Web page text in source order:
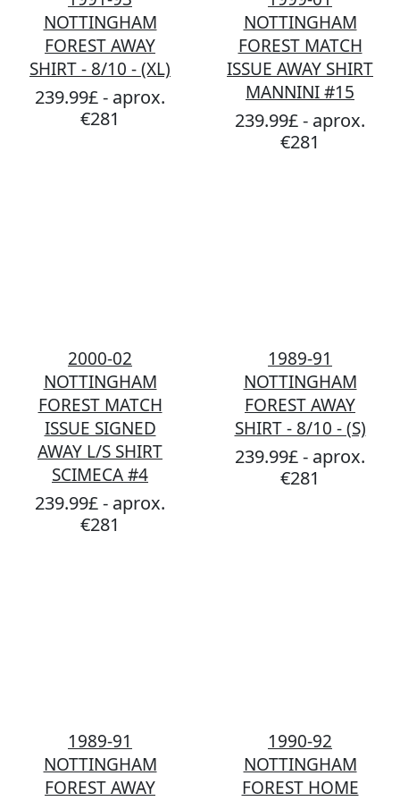
NOTTINGHAM
FOREST AWAY
SHIRT - 8/10 - (XL)
239.99£ - aprox.
€281
NOTTINGHAM
FOREST MATCH
ISSUE AWAY SHIRT
MANNINI #15
239.99£ - aprox.
€281
2000-02
NOTTINGHAM
FOREST MATCH
ISSUE SIGNED
AWAY L/S SHIRT
SCIMECA #4
239.99£ - aprox.
€281
1989-91
NOTTINGHAM
FOREST AWAY
SHIRT - 8/10 - (S)
239.99£ - aprox.
€281
1989-91
NOTTINGHAM
FOREST AWAY
1990-92
NOTTINGHAM
FOREST HOME